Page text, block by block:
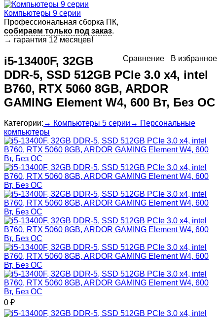
Компьютеры 9 серии
Профессиональная сборка ПК,
собираем только под заказ.
→ гарантия 12 месяцев!
В избранное
Сравнение
i5-13400F, 32GB
DDR-5, SSD 512GB PCIe 3.0 x4, intel
B760, RTX 5060 8GB, ARDOR
GAMING Element W4, 600 Вт, Без ОС
Категории: → Компьютеры 5 серии → Персональные
компьютеры
0 ₽